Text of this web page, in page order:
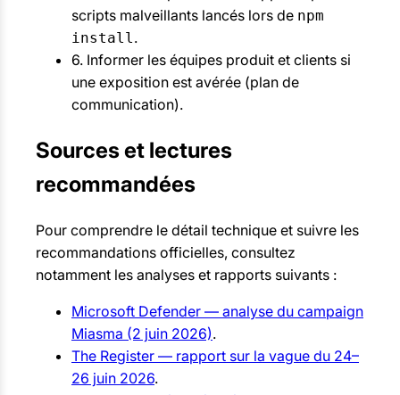
scripts malveillants lancés lors de npm
install.
6. Informer les équipes produit et clients si
une exposition est avérée (plan de
communication).
Sources et lectures
recommandées
Pour comprendre le détail technique et suivre les
recommandations officielles, consultez
notamment les analyses et rapports suivants :
Microsoft Defender — analyse du campaign
Miasma (2 juin 2026).
The Register — rapport sur la vague du 24–
26 juin 2026.